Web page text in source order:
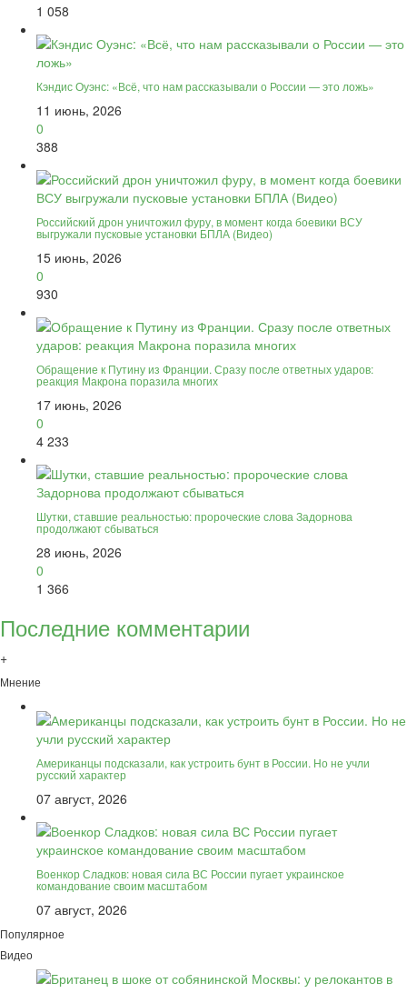
1 058
Кэндис Оуэнс: «Всё, что нам рассказывали о России — это ложь»
11 июнь, 2026
0
388
Российский дрон уничтожил фуру, в момент когда боевики ВСУ
выгружали пусковые установки БПЛА (Видео)
15 июнь, 2026
0
930
Обращение к Путину из Франции. Сразу после ответных ударов:
реакция Макрона поразила многих
17 июнь, 2026
0
4 233
Шутки, ставшие реальностью: пророческие слова Задорнова
продолжают сбываться
28 июнь, 2026
0
1 366
Последние комментарии
+
Мнение
Американцы подсказали, как устроить бунт в России. Но не учли
русский характер
07 август, 2026
Военкор Сладков: новая сила ВС России пугает украинское
командование своим масштабом
07 август, 2026
Популярное
Видео